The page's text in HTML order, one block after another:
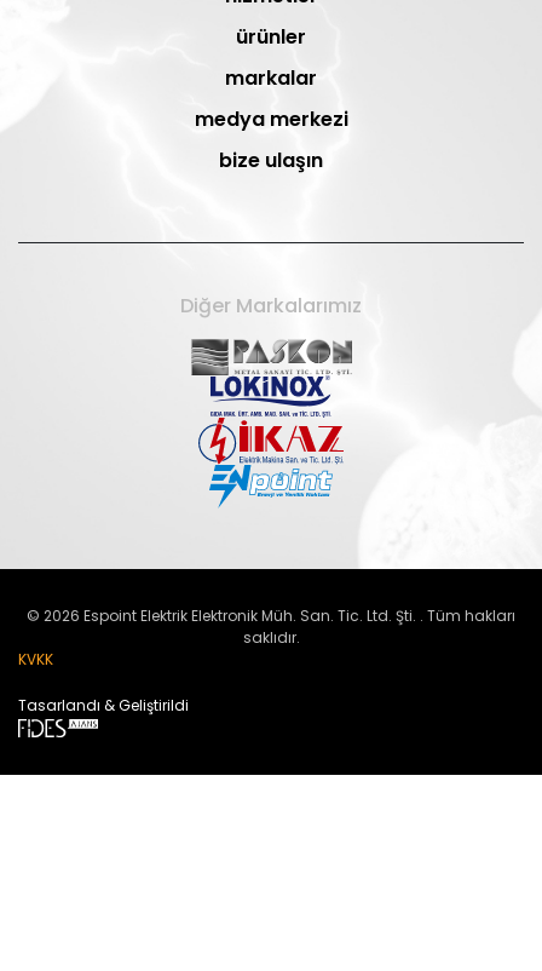
ürünler
markalar
medya merkezi
bize ulaşın
Diğer Markalarımız
© 2026 Espoint Elektrik Elektronik Müh. San. Tic. Ltd. Şti. . Tüm hakları
saklıdır.
KVKK
Tasarlandı & Geliştirildi